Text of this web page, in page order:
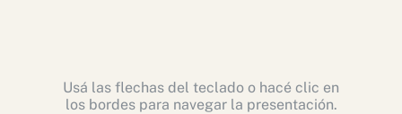
Usá las flechas del teclado o hacé clic en
los bordes para navegar la presentación.